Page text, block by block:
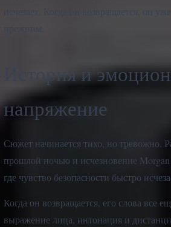
История и
напряжение
Сюжет начинается тихо, но тревожно.
прошлой ночью и исчезновение
где чувство безопасности быстро
Когда он возвращается, его слова все
выражение лица, интонация и